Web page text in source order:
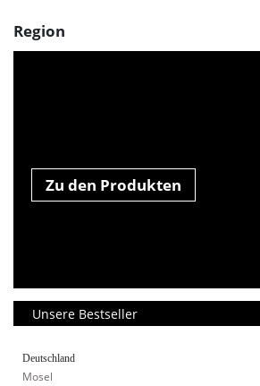
Region
Zu den Produkten
Unsere Bestseller
Deutschland
Mosel